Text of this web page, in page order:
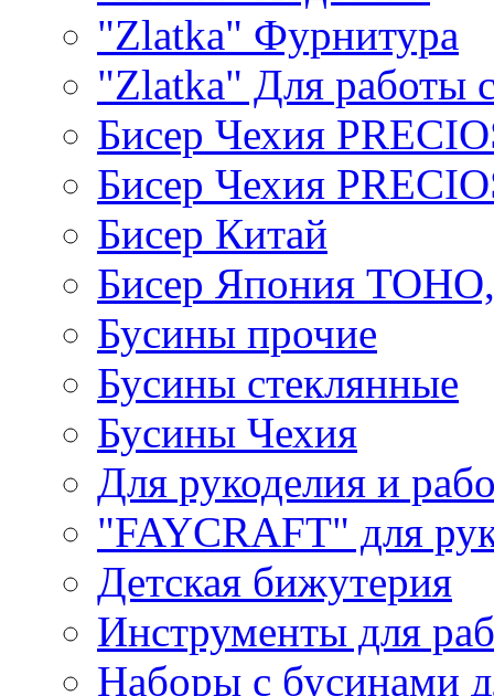
"Zlatka" Фурнитура
"Zlatka" Для работы
Бисер Чехия
Бисер Чехия
Бисер Китай
Бисер Япония
Бусины прочие
Бусины стеклянные
Бусины Чехия
Для рукоделия и
"FAYCRAFT" для
Детская бижутерия
Инструменты для
Наборы с бусинами